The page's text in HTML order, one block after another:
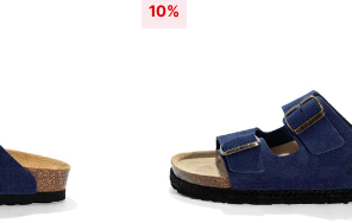
10%